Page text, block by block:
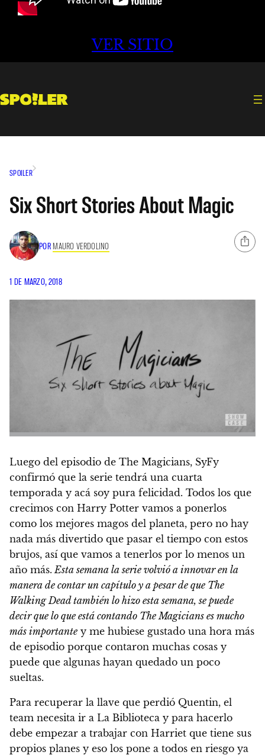
VER SITIO
SPOILER
Six Short Stories About Magic
POR MAURO VERDOLINO
1 DE MARZO, 2018
Luego del episodio de The Magicians, SyFy
confirmó que la serie tendrá una cuarta
temporada y acá soy pura felicidad. Todos los que
crecimos con Harry Potter vamos a ponerlos
como los mejores magos del planeta, pero no hay
nada más divertido que pasar el tiempo con estos
brujos, así que vamos a tenerlos por lo menos un
año más. Esta semana la serie volvió a innovar en la
manera de contar un capítulo y a pesar de que The
Walking Dead también lo hizo esta semana, se puede
decir que lo que está contando The Magicians es mucho
más importante y me hubiese gustado una hora más
de episodio porque contaron muchas cosas y
puede que algunas hayan quedado un poco
sueltas.
Para recuperar la llave que perdió Quentin, el
team necesita ir a La Biblioteca y para hacerlo
debe empezar a trabajar con Harriet que tiene sus
propios planes y eso los pone a todos en riesgo ya